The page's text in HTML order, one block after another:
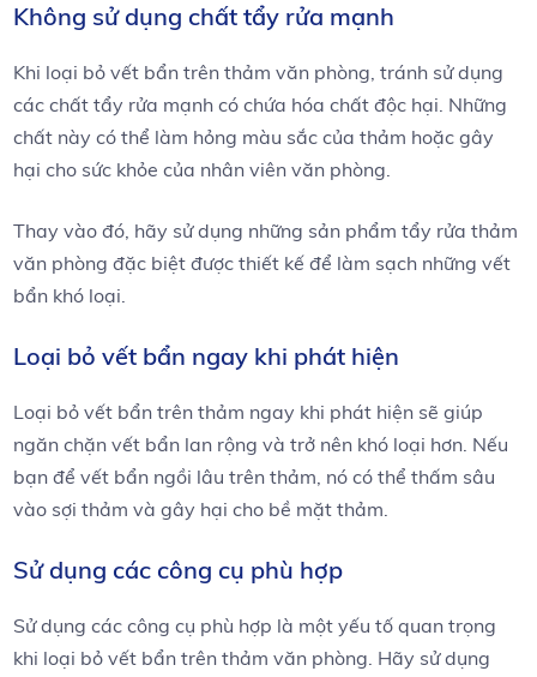
Không sử dụng chất tẩy rửa mạnh
Khi loại bỏ vết bẩn trên thảm văn phòng, tránh sử dụng
các chất tẩy rửa mạnh có chứa hóa chất độc hại. Những
chất này có thể làm hỏng màu sắc của thảm hoặc gây
hại cho sức khỏe của nhân viên văn phòng.
Thay vào đó, hãy sử dụng những sản phẩm tẩy rửa thảm
văn phòng đặc biệt được thiết kế để làm sạch những vết
bẩn khó loại.
Loại bỏ vết bẩn ngay khi phát hiện
Loại bỏ vết bẩn trên thảm ngay khi phát hiện sẽ giúp
ngăn chặn vết bẩn lan rộng và trở nên khó loại hơn. Nếu
bạn để vết bẩn ngồi lâu trên thảm, nó có thể thấm sâu
vào sợi thảm và gây hại cho bề mặt thảm.
Sử dụng các công cụ phù hợp
Sử dụng các công cụ phù hợp là một yếu tố quan trọng
khi loại bỏ vết bẩn trên thảm văn phòng. Hãy sử dụng